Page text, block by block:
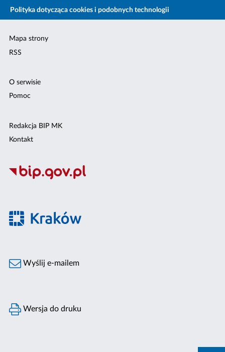
Polityka dotycząca cookies i podobnych technologii
Mapa strony
RSS
O serwisie
Pomoc
Redakcja BIP MK
Kontakt
Wyślij e-mailem
Wersja do druku